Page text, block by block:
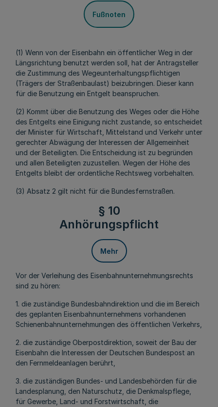
Fußnoten
(1) Wenn von der Eisenbahn ein öffentlicher Weg in der
Längsrichtung benutzt werden soll, hat der Antragsteller
die Zustimmung des Wegeunterhaltungspflichtigen
(Trägers der Straßenbaulast) beizubringen. Dieser kann
für die Benutzung ein Entgelt beanspruchen.
(2) Kommt über die Benutzung des Weges oder die Höhe
des Entgelts eine Einigung nicht zustande, so entscheidet
der Minister für Wirtschaft, Mittelstand und Verkehr unter
gerechter Abwägung der Interessen der Allgemeinheit
und der Beteiligten. Die Entscheidung ist zu begründen
und allen Beteiligten zuzustellen. Wegen der Höhe des
Entgelts bleibt der ordentliche Rechtsweg vorbehalten.
(3) Absatz 2 gilt nicht für die Bundesfernstraßen.
§ 10
Anhörungspflicht
Mehr
Vor der Verleihung des Eisenbahnunternehmungsrechts
sind zu hören:
1. die zuständige Bundesbahndirektion und die im Bereich
des geplanten Eisenbahnunternehmens vorhandenen
Schienenbahnunternehmungen des öffentlichen Verkehrs,
2. die zuständige Oberpostdirektion, soweit der Bau der
Eisenbahn die Interessen der Deutschen Bundespost an
den Fernmeldeanlagen berührt,
3. die zuständigen Bundes- und Landesbehörden für die
Landesplanung, den Naturschutz, die Denkmalspflege,
für Gewerbe, Land- und Forstwirtschaft, die